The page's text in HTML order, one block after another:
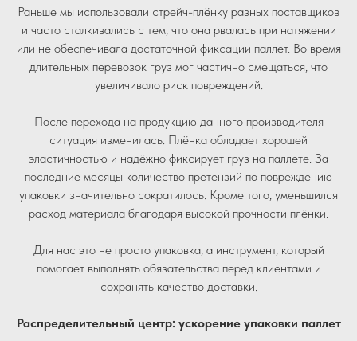
Раньше мы использовали стрейч-плёнку разных поставщиков
и часто сталкивались с тем, что она рвалась при натяжении
или не обеспечивала достаточной фиксации паллет. Во время
длительных перевозок груз мог частично смещаться, что
увеличивало риск повреждений.
После перехода на продукцию данного производителя
ситуация изменилась. Плёнка обладает хорошей
эластичностью и надёжно фиксирует груз на паллете. За
последние месяцы количество претензий по повреждению
упаковки значительно сократилось. Кроме того, уменьшился
расход материала благодаря высокой прочности плёнки.
Для нас это не просто упаковка, а инструмент, который
помогает выполнять обязательства перед клиентами и
сохранять качество доставки.
Распределительный центр: ускорение упаковки паллет